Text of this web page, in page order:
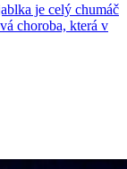
je celý chumáč
choroba, která v